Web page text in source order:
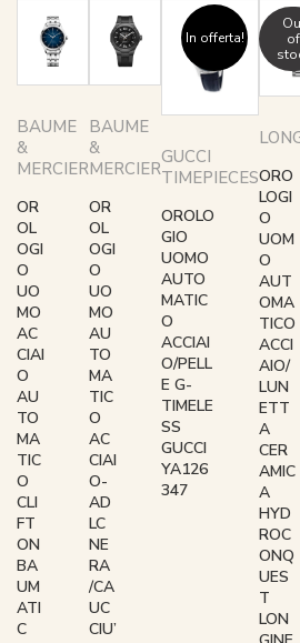
BAUME
&
MERCIER
OR
OL
OGI
O
UO
MO
AC
CIAI
O
AU
TO
MA
TIC
O
CLI
FT
ON
BA
UM
ATI
C
BAUME
&
MERCIER
OR
OL
OGI
O
UO
MO
AU
TO
MA
TIC
O
AC
CIAI
O-
AD
LC
NE
RA
/CA
UC
CIU’
GUCCI
TIMEPIECES
In offerta!
OROLO
GIO
UOMO
AUTO
MATIC
O
ACCIAI
O/PELL
E G-
TIMELE
SS
GUCCI
YA126
347
of
ORO
LOGI
O
UOM
O
AUT
OMA
TICO
ACCI
AIO/
LUN
ETT
A
CER
AMIC
A
HYD
ROC
ONQ
UES
T
LON